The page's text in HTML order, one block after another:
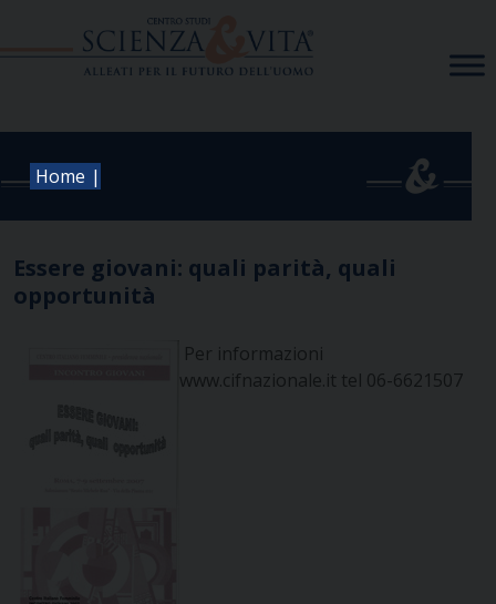
Home |
Essere giovani: quali parità, quali
opportunità
Per informazioni
www.cifnazionale.it tel 06-6621507